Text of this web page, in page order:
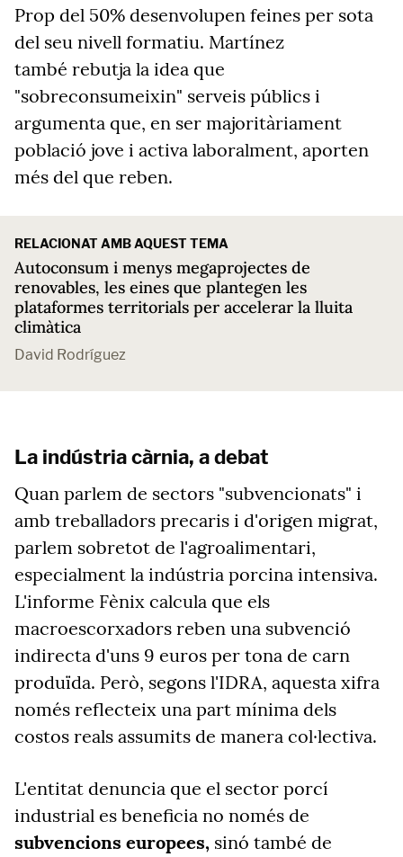
Prop del 50% desenvolupen feines per sota
del seu nivell formatiu. Martínez
també rebutja la idea que
"sobreconsumeixin" serveis públics i
argumenta que, en ser majoritàriament
població jove i activa laboralment, aporten
més del que reben.
RELACIONAT AMB AQUEST TEMA
Autoconsum i menys megaprojectes de
renovables, les eines que plantegen les
plataformes territorials per accelerar la lluita
climàtica
David Rodríguez
La indústria càrnia, a debat
Quan parlem de sectors "subvencionats" i
amb treballadors precaris i d'origen migrat,
parlem sobretot de l'agroalimentari,
especialment la indústria porcina intensiva.
L'informe Fènix calcula que els
macroescorxadors reben una subvenció
indirecta d'uns 9 euros per tona de carn
produïda. Però, segons l'IDRA, aquesta xifra
només reflecteix una part mínima dels
costos reals assumits de manera col·lectiva.
L'entitat denuncia que el sector porcí
industrial es beneficia no només de
subvencions europees, sinó també de